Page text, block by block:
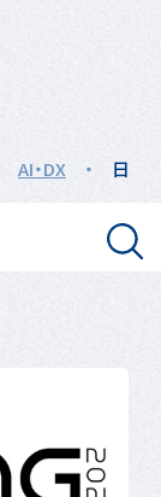
AI・DX・ 日本